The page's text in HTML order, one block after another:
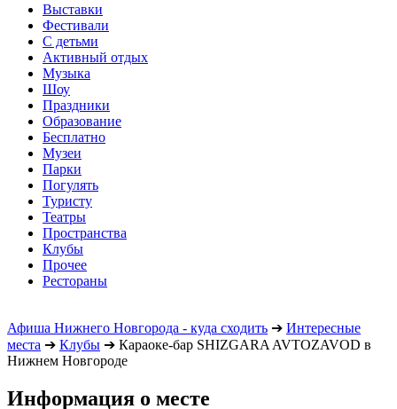
Выставки
Фестивали
С детьми
Активный отдых
Музыка
Шоу
Праздники
Образование
Бесплатно
Музеи
Парки
Погулять
Туристу
Театры
Пространства
Клубы
Прочее
Рестораны
Афиша Нижнего Новгорода - куда сходить ➔ Интересные
места ➔ Клубы ➔ Караоке-бар SHIZGARA AVTOZAVOD в
Нижнем Новгороде
Информация о месте